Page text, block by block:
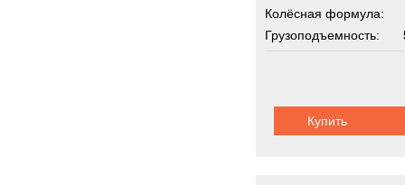
Колёсная формула:
Грузоподъемность:
Купить